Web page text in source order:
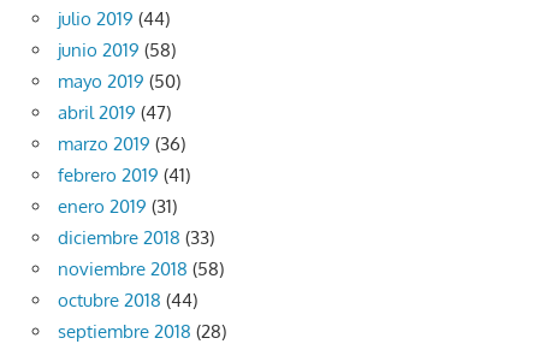
julio 2019 (44)
junio 2019 (58)
mayo 2019 (50)
abril 2019 (47)
marzo 2019 (36)
febrero 2019 (41)
enero 2019 (31)
diciembre 2018 (33)
noviembre 2018 (58)
octubre 2018 (44)
septiembre 2018 (28)